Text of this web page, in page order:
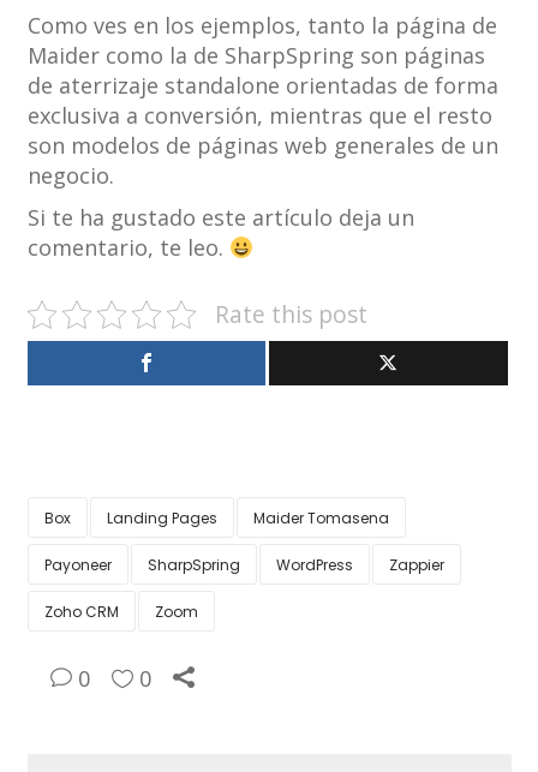
Como ves en los ejemplos, tanto la página de
Maider como la de SharpSpring son páginas
de aterrizaje standalone orientadas de forma
exclusiva a conversión, mientras que el resto
son modelos de páginas web generales de un
negocio.
Si te ha gustado este artículo deja un
comentario, te leo.
Rate this post
Box Landing Pages Maider Tomasena
Payoneer SharpSpring WordPress Zappier
Zoho CRM Zoom
0 0